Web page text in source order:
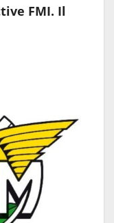
FMI. Il